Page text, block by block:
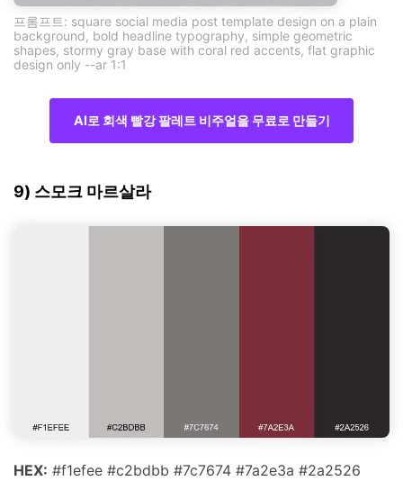
프롬프트: square social media post template design on a plain
background, bold headline typography, simple geometric
shapes, stormy gray base with coral red accents, flat graphic
design only --ar 1:1
AI로 회색 빨강 팔레트 비주얼을 무료로 만들기
9) 스모크 마르살라
HEX: #f1efee #c2bdbb #7c7674 #7a2e3a #2a2526